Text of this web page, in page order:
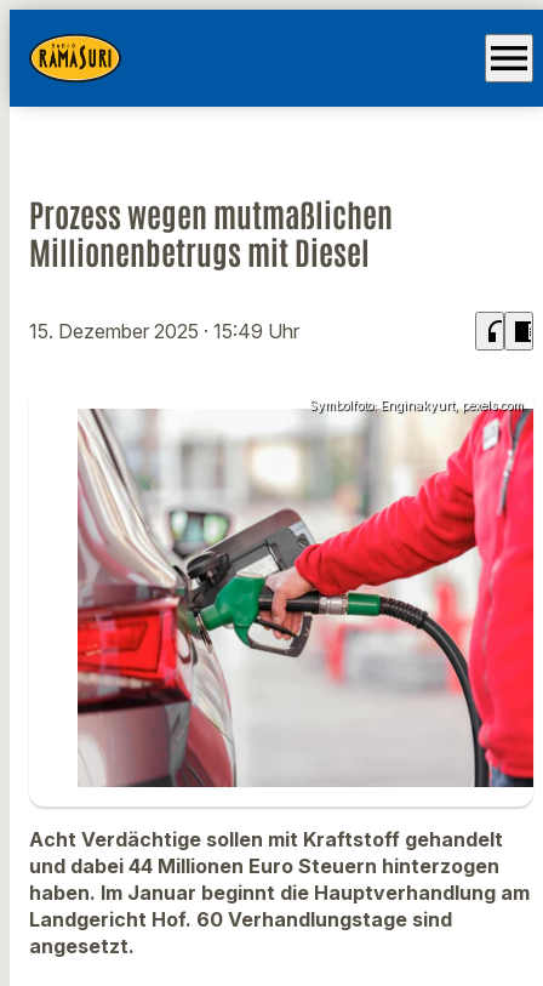
menu
Prozess wegen mutmaßlichen
Millionenbetrugs mit Diesel
15. Dezember 2025 · 15:49 Uhr headphones chrome_reader_mode
Symbolfoto: Enginakyurt, pexels.com
Acht Verdächtige sollen mit Kraftstoff gehandelt
und dabei 44 Millionen Euro Steuern hinterzogen
haben. Im Januar beginnt die Hauptverhandlung am
Landgericht Hof. 60 Verhandlungstage sind
angesetzt.